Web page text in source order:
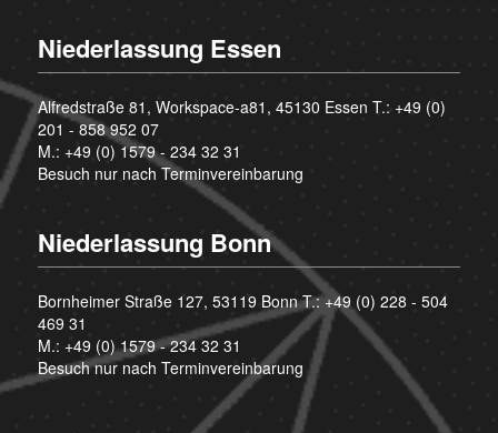
Niederlassung Essen
Alfredstraße 81, Workspace-a81, 45130 Essen T.: +49 (0)
201 - 858 952 07
M.: +49 (0) 1579 - 234 32 31
Besuch nur nach Terminvereinbarung
Niederlassung Bonn
Bornheimer Straße 127, 53119 Bonn T.:+49 (0) 228 - 504
469 31
M.: +49 (0) 1579 - 234 32 31
Besuch nur nach Terminvereinbarung